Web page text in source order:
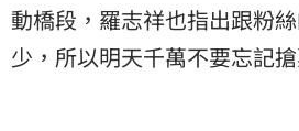
動橋段，羅志祥也指出跟粉
少，所以明天千萬不要忘記搶